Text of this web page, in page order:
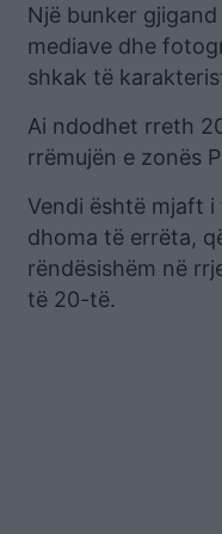
Një bunker
mediave dhe
shkak të
Ai ndodhet rreth
rrëmujën e zonës
Vendi është mjaft
dhoma të errëta,
rëndësishëm në
të 20-të.